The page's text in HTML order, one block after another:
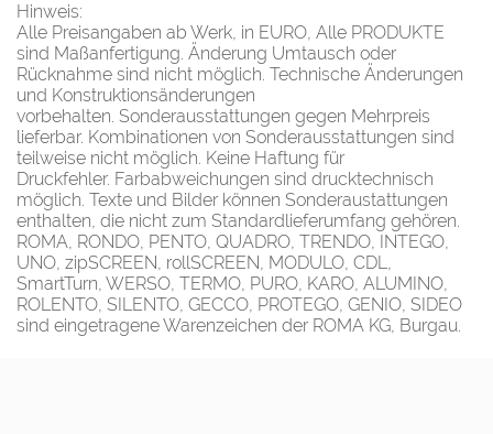
Hinweis:
Alle Preisangaben ab Werk, in EURO, Alle PRODUKTE
sind Maßanfertigung. Änderung Umtausch oder
Rücknahme sind nicht möglich. Technische Änderungen
und Konstruktionsänderungen
vorbehalten. Sonderausstattungen gegen Mehrpreis
lieferbar. Kombinationen von Sonderausstattungen sind
teilweise nicht möglich. Keine Haftung für
Druckfehler. Farbabweichungen sind drucktechnisch
möglich. Texte und Bilder können Sonderaustattungen
enthalten, die nicht zum Standardlieferumfang gehören.
ROMA, RONDO, PENTO, QUADRO, TRENDO, INTEGO,
UNO, zipSCREEN, rollSCREEN, MODULO, CDL,
SmartTurn, WERSO, TERMO, PURO, KARO, ALUMINO,
ROLENTO, SILENTO, GECCO, PROTEGO, GENIO, SIDEO
sind eingetragene Warenzeichen der ROMA KG, Burgau.